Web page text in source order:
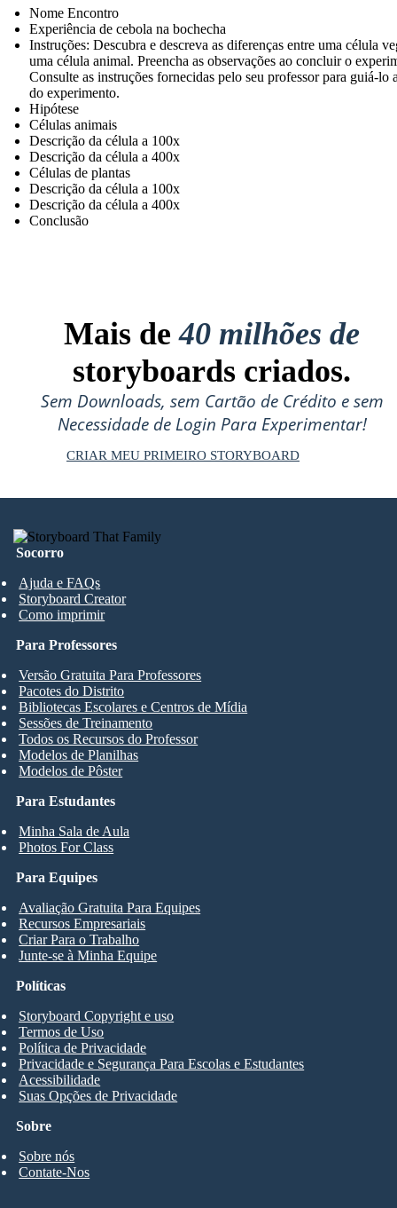
Nome Encontro
Experiência de cebola na bochecha
Instruções: Descubra e descreva as diferenças entre uma célula
uma célula animal. Preencha as observações ao concluir o
Consulte as instruções fornecidas pelo seu professor para guiá-lo
do experimento.
Hipótese
Células animais
Descrição da célula a 100x
Descrição da célula a 400x
Células de plantas
Descrição da célula a 100x
Descrição da célula a 400x
Conclusão
Mais de40 milhões de
storyboards criados.
Sem Downloads, sem Cartão de Crédito e sem
Necessidade de Login Para Experimentar!
CRIAR MEU PRIMEIRO STORYBOARD
Socorro
Ajuda e FAQs
Storyboard Creator
Como imprimir
Para Estudantes
Minha Sala de Aula
Photos For Class
Para Professores
Versão Gratuita Para Professores
Pacotes do Distrito
Bibliotecas Escolares e Centros de Mídia
Sessões de Treinamento
Todos os Recursos do Professor
Modelos de Planilhas
Modelos de Pôster
Para Equipes
Avaliação Gratuita Para Equipes
Recursos Empresariais
Criar Para o Trabalho
Junte-se à Minha Equipe
Sobre
Sobre nós
Contate-Nos
Políticas
Storyboard Copyright e uso
Termos de Uso
Política de Privacidade
Privacidade e Segurança Para Escolas e Estudantes
Acessibilidade
Suas Opções de Privacidade